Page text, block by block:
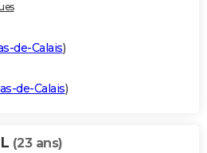
de-Calais)
de-Calais)
(23 ans)